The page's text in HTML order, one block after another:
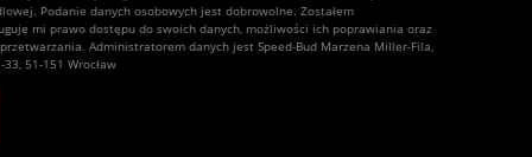
Podanie danych osobowych jest dobrowolne. Zostałem
mi prawo dostępu do swoich danych, możliwości ich poprawiania oraz
Administratorem danych jest Speed-Bud Marzena Miller-Fila,
51-151 Wrocław